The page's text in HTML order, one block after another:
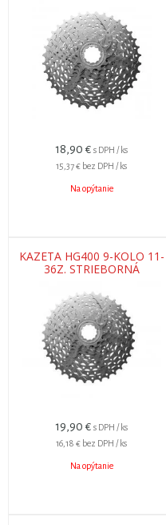
18,90 € s DPH / ks
15,37 € bez DPH / ks
Na opýtanie
KAZETA HG400 9-KOLO 11-
36Z. STRIEBORNÁ
19,90 € s DPH / ks
16,18 € bez DPH / ks
Na opýtanie